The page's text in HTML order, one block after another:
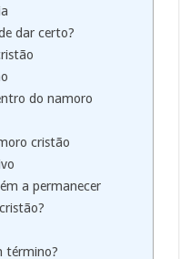
dar certo?
do namoro
cristão
a permanecer
término?